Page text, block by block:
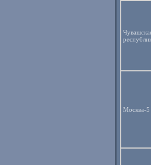
Москва-5